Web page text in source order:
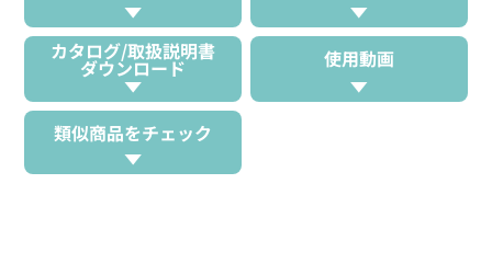
カタログ/取扱説明書
ダウンロード 使用動画
類似商品をチェック